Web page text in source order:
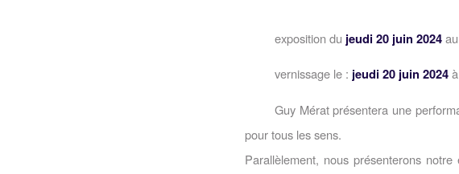
exposition du jeudi 20 juin 2024au
vernissage le : jeudi 20 juin 2024à
Guy Mérat présentera une
pour tous les sens.
Parallèlement, nous présenterons